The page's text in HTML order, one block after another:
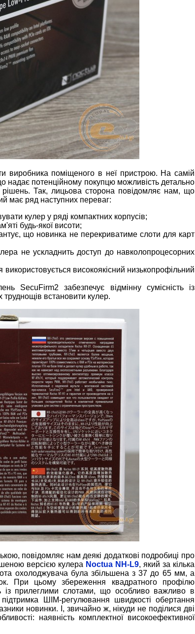
виробника поміщеного в неї пристрою. На самій
надає потенційному покупцю можливість детально
рішень. Так, лицьова сторона повідомляє нам, що
має ряд наступних переваг:
кулер у ряді компактних корпусів;
будь-якої висоти;
що новинка не перекриватиме слоти для карт
не ускладнить доступ до навколопроцесорних
високоякісний низькопрофільний
SecuFirm2 забезпечує відмінну сумісність із
встановити кулер.
повідомляє нам деякі додаткові подробиці про
версією кулера Noctua NH-L9, який за кілька
охолоджувача була збільшена з 37 до 65 мм, а
При цьому збереження квадратного профілю
із прилеглими слотами, що особливо важливо в
ШІМ-регулювання швидкості обертання
новинки. І, звичайно ж, нікуди не поділися дві
наявність комплектної високоефективної